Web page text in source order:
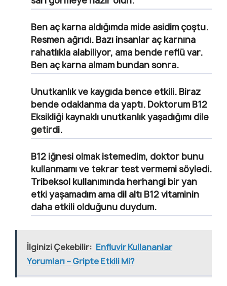
Ben aç karna aldığımda mide asidim çoştu.
Resmen ağrıdı. Bazı insanlar aç karnına
rahatlıkla alabiliyor, ama bende reflü var.
Ben aç karna almam bundan sonra.
Unutkanlık ve kaygıda bence etkili. Biraz
bende odaklanma da yaptı. Doktorum B12
Eksikliği kaynaklı unutkanlık yaşadığımı dile
getirdi.
B12 iğnesi olmak istemedim, doktor bunu
kullanmamı ve tekrar test vermemi söyledi.
Tribeksol kullanımında herhangi bir yan
etki yaşamadım ama dil altı B12 vitaminin
daha etkili olduğunu duydum.
İlginizi Çekebilir: Enfluvir Kullananlar
Yorumları – Gripte Etkili Mi?